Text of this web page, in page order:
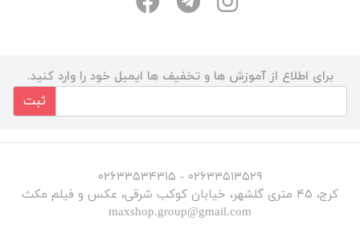
برای اطلاع از آموزش ها و تخفیف ها ایمیل خود را وارد کنید.
ثبت
۰۲۶۳۳۵۱۳۵۲۹ - ۰۲۶۳۳۵۳۴۳۱۵
کرج، ۴۵ متری گلشهر، خیابان کوکب شرقی، عکس و فیلم مکث
maxshop.group@gmail.com